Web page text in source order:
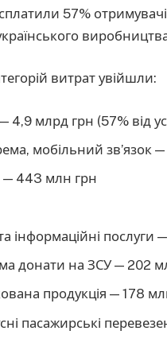
57%
витрат увійшли:
4,9 млрд грн (57% від
мобільний зв’язок
— 443 млн грн
інформаційні послуги
донати на ЗСУ — 202
продукція — 178
пасажирські